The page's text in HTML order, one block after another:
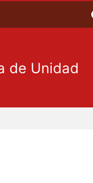
de Unidad